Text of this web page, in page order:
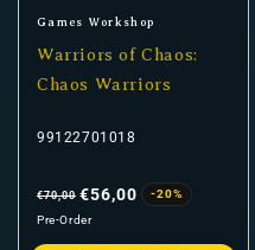
Anbieter:
Games Workshop
Warriors of Chaos:
Chaos Warriors
99122701018
Preis
€70,00 €56,00
-20%
Pre-Order